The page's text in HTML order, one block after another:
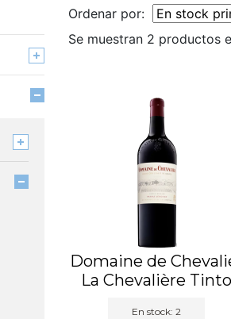
Ordenar por:
Se muestran 2 productos
Domaine de
La Chevalière Tinto
En stock: 2